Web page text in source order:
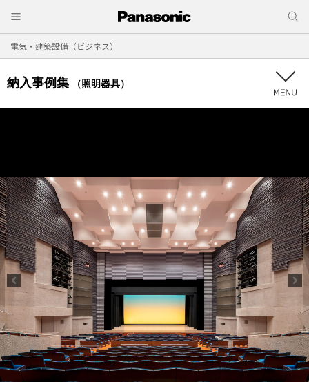
電気・建築設備（ビジネス）
納入事例集 （照明器具）